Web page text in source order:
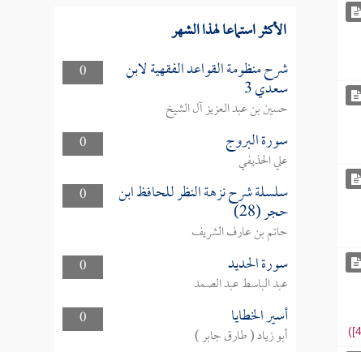
الأكثر استماعا لهذا الشهر
0 شرح منظومة القواعد الفقهية لابن
سعدي 3
حسين بن عبد العزيز آل الشيخ
0
سورة البروج
علي الحذيفي
0
سلسلة شرح نزهة النظر للحافظ ابن
حجر (28)
حاتم بن عارف الشريف
0
سورة الحديد
عبد الباسط عبد الصمد
0
أسير الخطايا
أبو زياد ( طارق جابر )